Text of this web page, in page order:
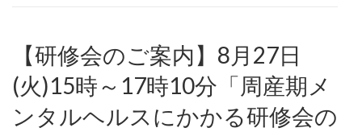
【研修会のご案内】8月27日
(火)15時～17時10分「周産期メ
ンタルヘルスにかかる研修会の